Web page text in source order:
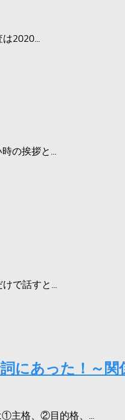
2020...
の挨拶と...
で話すと...
にあった！～関
主格、②目的格、...